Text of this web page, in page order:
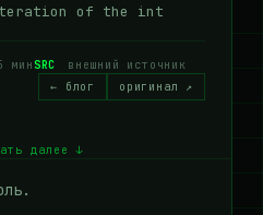
of the int
минSRC
внешний источник
← блог
оригинал ↗
далее ↓